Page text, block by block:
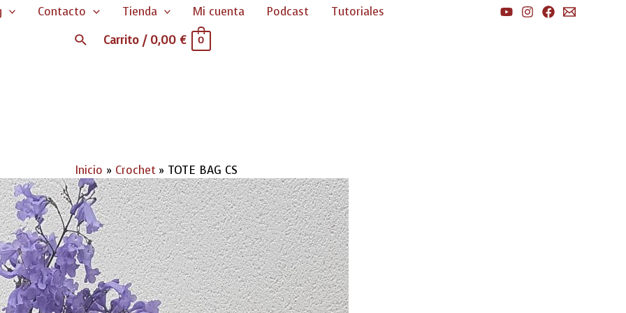
Contacto Tienda Mi cuenta Podcast Tutoriales
BuscarCarrito/ 0,00 € 0
Inicio Crochet TOTE BAG CS